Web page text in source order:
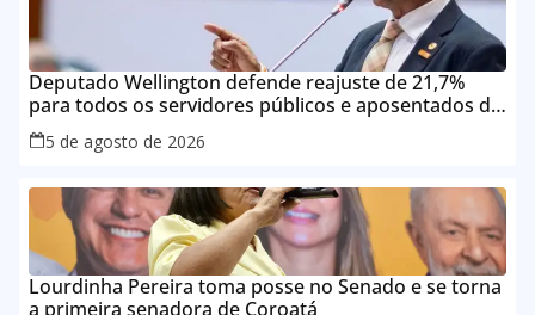
Deputado Wellington defende reajuste de 21,7%
para todos os servidores públicos e aposentados do
Maranhão
5 de agosto de 2026
Lourdinha Pereira toma posse no Senado e se torna
a primeira senadora de Coroatá